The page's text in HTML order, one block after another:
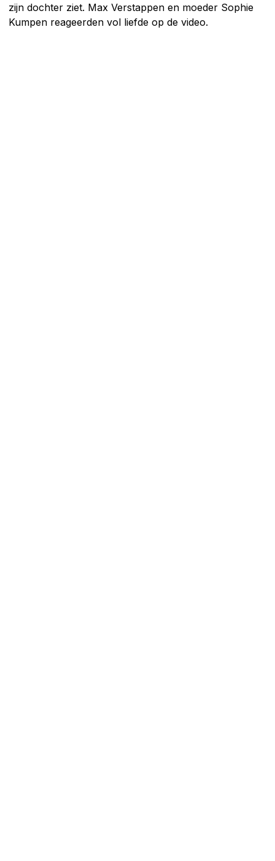
zijn dochter ziet. Max Verstappen en moeder Sophie
Kumpen reageerden vol liefde op de video.